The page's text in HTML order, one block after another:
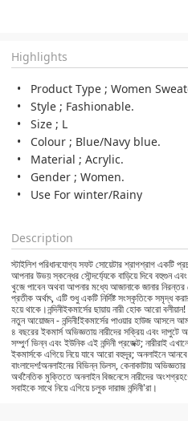
Highlights
Product Type ; Women
Style ; Fashionable.
Size ; L
Colour ; Blue/Navy blue.
Material ; Acrylic.
Gender ; Women.
Use For winter/Rainy
Description
স্টাইলিশ পরিধানযোগ্য সফট সোয়েটার শ্রাগশ্রাগ একটি
আপনার উভয় স্কন্ধের সৌন্দর্য্যেকে বাড়িয়ে দিবে বহুগুন
খুজে পাবেন অথবা আপনার মধ্যে আজানাকে জানার
প্রতীক অর্থাৎ, এটি শুধু একটি নির্দিষ্ট সংস্কৃতিকে সমৃদ্ধ
হয়ে থাকে।নন্দিনীইকমার্সের ছায়ায় নারী হোক আরো
নতুন আয়োজন - নন্দিনী!ইকমার্সের পাওয়ার হাউজ আসলে
৪ বছরের ইকমার্স অভিজ্ঞতায় নারীদের সক্রিয় এবং
সম্পুর্ণ ভিন্ন এবং ইউনিক এই নন্দিনী প্রজেক্ট; নারীরাই
ইকমার্সকে এগিয়ে নিয়ে যাবে আরো বহুদূর; অনলাইনে
বাংলাদেশ!অনলাইনের বিভিন্ন ডিলস, কেনাকাটায়
অর্থনৈতিক মুক্তিতে অনলাইন বিজনেসে নারীদের
সবাইকে সাথে নিয়ে এগিয়ে চলুক দারাজ নন্দিনী'রা।